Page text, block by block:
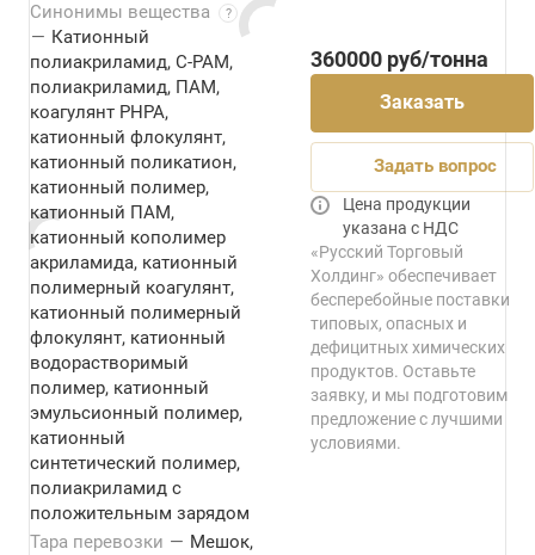
Синонимы вещества
?
— Катионный
полиакриламид, C-PAM,
полиакриламид, ПАМ,
коагулянт PHPA,
катионный флокулянт,
катионный поликатион,
катионный полимер,
катионный ПАМ,
катионный кополимер
акриламида, катионный
полимерный коагулянт,
катионный полимерный
флокулянт, катионный
водорастворимый
полимер, катионный
эмульсионный полимер,
катионный
синтетический полимер,
полиакриламид с
положительным зарядом
Тара перевозки — Мешок,
360000 руб/тонна
Заказать
Задать вопрос
Цена продукции
указана с НДС
«Русский Торговый
Холдинг» обеспечивает
бесперебойные поставки
типовых, опасных и
дефицитных химических
продуктов. Оставьте
заявку, и мы подготовим
предложение с лучшими
условиями.